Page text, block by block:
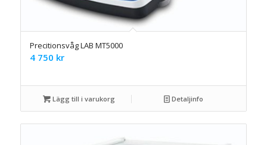
Precitionsvåg LAB MT5000
4 750 kr
Lägg till i varukorg Detaljinfo